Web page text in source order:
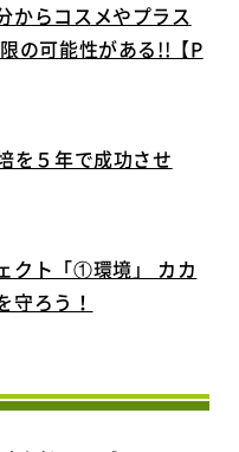
からコスメやプラス
の可能性がある!!【P
を５年で成功させ
クト「①環境」 カカ
守ろう！